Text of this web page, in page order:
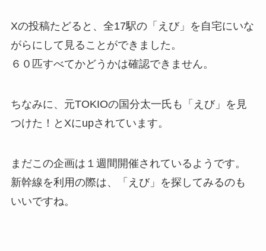
Xの投稿たどると、全17駅の「えび」を自宅にいな
がらにして見ることができました。
６０匹すべてかどうかは確認できません。
ちなみに、元TOKIOの国分太一氏も「えび」を見
つけた！とXにupされています。
まだこの企画は１週間開催されているようです。
新幹線を利用の際は、「えび」を探してみるのも
いいですね。